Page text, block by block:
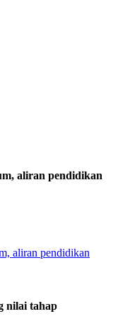
aliran pendidikan
nilai tahap